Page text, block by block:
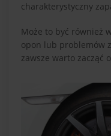
charakterystyczny
Może to być również
opon lub problemów
zawsze warto zacząć